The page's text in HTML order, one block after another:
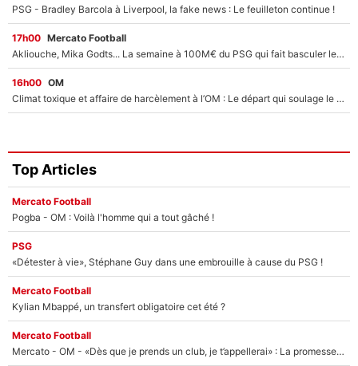
PSG - Bradley Barcola à Liverpool, la fake news : Le feuilleton continue !
17h00 Mercato Football
Akliouche, Mika Godts... La semaine à 100M€ du PSG qui fait basculer le mercato du PSG !
16h00 OM
Climat toxique et affaire de harcèlement à l’OM : Le départ qui soulage le vestiaire de Bruno Genesio
Top Articles
Mercato Football
Pogba - OM : Voilà l'homme qui a tout gâché !
PSG
«Détester à vie», Stéphane Guy dans une embrouille à cause du PSG !
Mercato Football
Kylian Mbappé, un transfert obligatoire cet été ?
Mercato Football
Mercato - OM - «Dès que je prends un club, je t’appellerai» : La promesse de Marcelino au moment de claquer la porte